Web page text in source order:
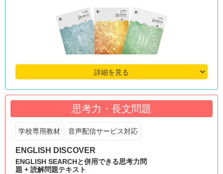
詳細を見る
思考力・長文問題
学校専用教材 音声配信サービス対応
ENGLISH DISCOVER
ENGLISH SEARCHと併用できる思考力問
題 + 読解問題テキスト